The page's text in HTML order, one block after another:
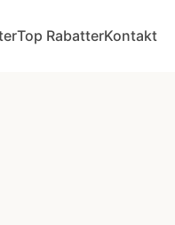
Top RabatterKontakt